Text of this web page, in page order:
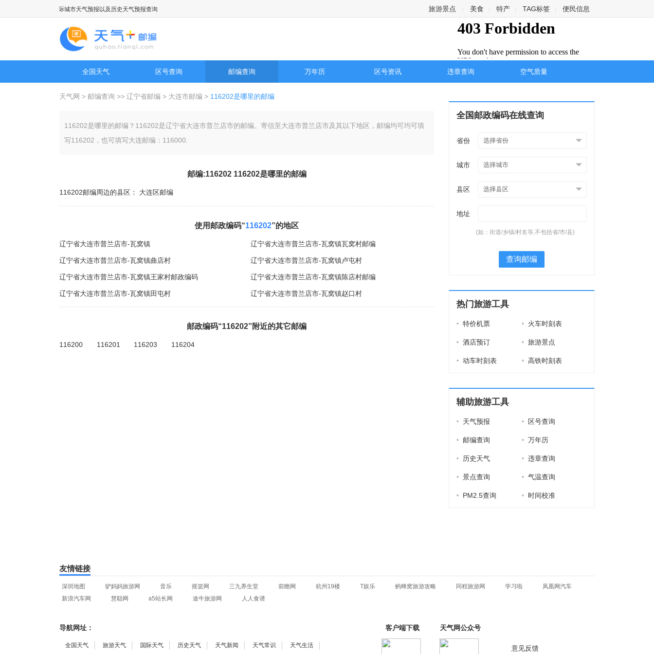
点天气预报，国际城市天气预报以及历史天气预报查询 旅游景点 美食 特产 TAG标签 便民信息
全国天气 区号查询 邮编查询 万年历 区号资讯 违章查询 空气质量
天气网 > 邮编查询 >> 辽宁省邮编 > 大连市邮编 > 116202是哪里的邮编
116202是哪里的邮编？116202是辽宁省大连市普兰店市的邮编。寄信至大连市普兰店市及其以下地区，邮编均可均可填
写116202，也可填写大连邮编：116000.
邮编:116202 116202是哪里的邮编
116202邮编周边的县区： 大连区邮编
使用邮政编码“116202”的地区
辽宁省大连市普兰店市-瓦窝镇 辽宁省大连市普兰店市-瓦窝镇瓦窝村邮编
辽宁省大连市普兰店市-瓦窝镇曲店村 辽宁省大连市普兰店市-瓦窝镇卢屯村
辽宁省大连市普兰店市-瓦窝镇王家村邮政编码 辽宁省大连市普兰店市-瓦窝镇陈店村邮编
辽宁省大连市普兰店市-瓦窝镇田屯村 辽宁省大连市普兰店市-瓦窝镇赵口村
邮政编码“116202”附近的其它邮编
116200 116201 116203 116204
全国邮政编码在线查询
省份
城市
县区
地址
(如：街道/乡镇/村名等,不包括省/市/县)
查询邮编
热门旅游工具
• 特价机票 • 火车时刻表
• 酒店预订 • 旅游景点
• 动车时刻表 • 高铁时刻表
辅助旅游工具
• 天气预报 • 区号查询
• 邮编查询 • 万年历
• 历史天气 • 违章查询
• 景点查询 • 气温查询
• PM2.5查询 • 时间校准
友情链接
深圳地图 驴妈妈旅游网 音乐 摇篮网 三九养生堂 前瞻网 杭州19楼 T娱乐 蚂蜂窝旅游攻略 同程旅游网 学习啦
凤凰网汽车
新浪汽车网
慧聪网 a5站长网 途牛旅游网 人人食谱
导航网址：
全国天气 旅游天气 国际天气 历史天气 天气新闻 天气常识 天气生活
客户端下载 天气网公众号
意见反馈